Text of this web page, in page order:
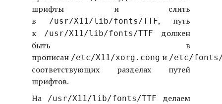
шрифты и слить
в
/usr/X11/lib/fonts/TTF, путь
к
/usr/X11/lib/fonts/TTF
должен
быть в
прописан /etc/X11/xorg.cong и /etc/
соответствующих разделах путей
шрифтов.
На
/usr/X11/lib/fonts/TTF
делаем